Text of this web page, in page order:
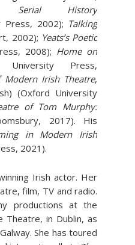
Serial History
Press, 2002); Talking
2002); Yeats’s Poetic
2008); Home on
Press,
Irish Theatre,
(Oxford University
of Tom Murphy:
2017). His
in Modern Irish
2021).
Irish actor. Her
film, TV and radio.
productions at the
Theatre, in Dublin, as
She has toured